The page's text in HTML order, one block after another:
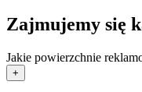
Zajmujemy się
Jakie powierzchnie
+